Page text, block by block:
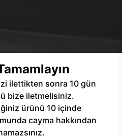
ilettikten sonra 10 gün
bize iletmelisiniz.
ürünü 10 içinde
cayma hakkından